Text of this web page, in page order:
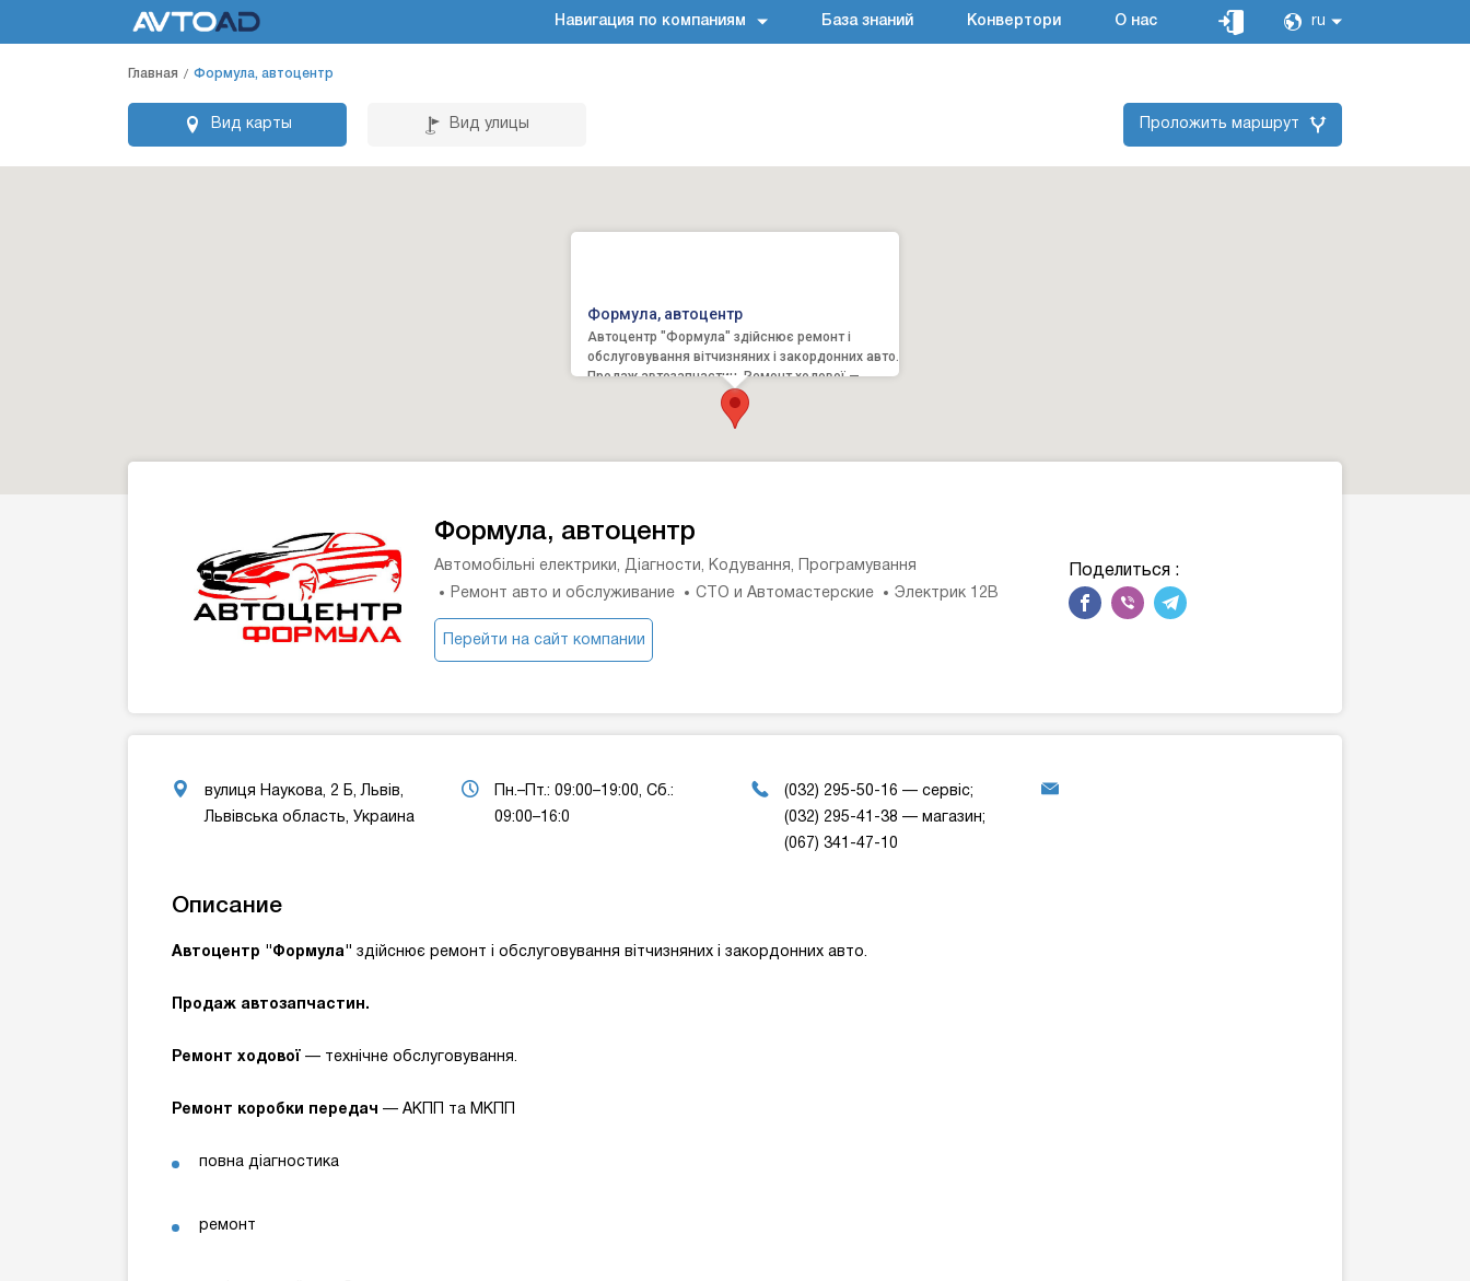
Навигация по компаниям База знаний Конвертори О нас ru
Главная Формула, автоцентр
Вид карты Вид улицы Проложить маршрут
Формула, автоцентр
Автоцентр "Формула" здійснює ремонт і
обслуговування вітчизняних і закордонних авто.
Продаж автозапчастин. Ремонт ходової —
технічне обслуговуван...
Формула, автоцентр
Автомобільні електрики, Діагности, Кодування, Програмування
Ремонт авто и обслуживание
СТО и Автомастерские Электрик 12В
Перейти на сайт компании
Поделиться :
вулиця Наукова, 2 Б, Львів,
Львівська область, Украина
Пн.–Пт.: 09:00–19:00, Сб.:
09:00–16:0
(032) 295-50-16 — сервіс;
(032) 295-41-38 — магазин;
(067) 341-47-10
Описание
Автоцентр "Формула" здійснює ремонт і обслуговування вітчизняних і закордонних авто.
Продаж автозапчастин.
Ремонт ходової — технічне обслуговування.
Ремонт коробки передач — АКПП та МКПП
повна діагностика
ремонт